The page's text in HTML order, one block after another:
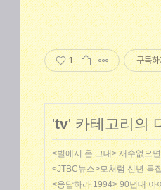
1 구독하
'tv' 카테고리의
<별에서 온 그대> 재수없으
<JTBC뉴스>모처럼 신년 특
<응답하라 1994> 90년대 아